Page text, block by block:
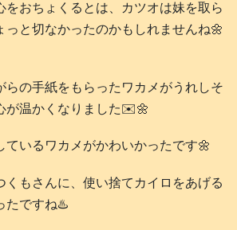
をおちょくるとは、カツオは妹を取ら
っと切なかったのかもしれませんね🌼
らの手紙をもらったワカメがうれしそ
が温かくなりました✉️🌼
ているワカメがかわいかったです🌼
くもさんに、使い捨てカイロをあげる
たですね♨️